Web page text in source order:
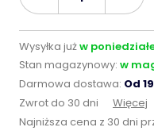
Wysyłka jużw
Stan magazynowy: w
Darmowa dostawa: Od
Zwrot do 30 dni
Więcej
Najniższa cena z 30 dni